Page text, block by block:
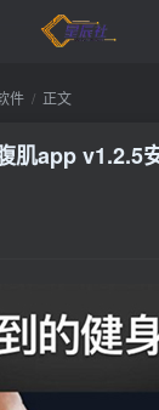
件 正文
肌app v1.2.5